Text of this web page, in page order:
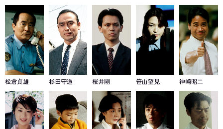
松倉貞雄 杉田守道 桜井剛 笹山望見 神崎昭二